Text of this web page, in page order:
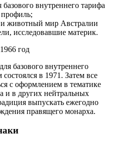
базового внутреннего тарифа
и животный мир Австралии
исследовавшие материк.
базового внутреннего
в 1971. Затем все
с оформлением в тематике
и в других нейтральных
выпускать ежегодно
правящего монарха.